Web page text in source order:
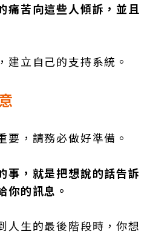
痛苦向這些人傾訴，並且
建立自己的支持系統。
要，請務必做好準備。
事，就是把想說的話告訴
你的訊息。
人生的最後階段時，你想